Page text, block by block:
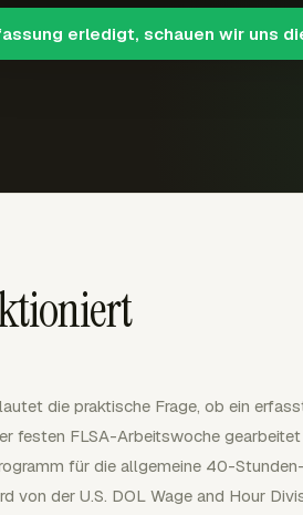
erledigt, schauen wir uns
die praktische Frage, ob ein
festen FLSA-Arbeitswoche
für die allgemeine 40-
von der U.S. DOL Wage and Hour